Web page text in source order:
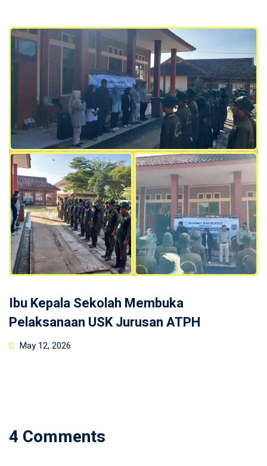
Ibu Kepala Sekolah Membuka
Pelaksanaan USK Jurusan ATPH
Posted
May 12, 2026
4 Comments